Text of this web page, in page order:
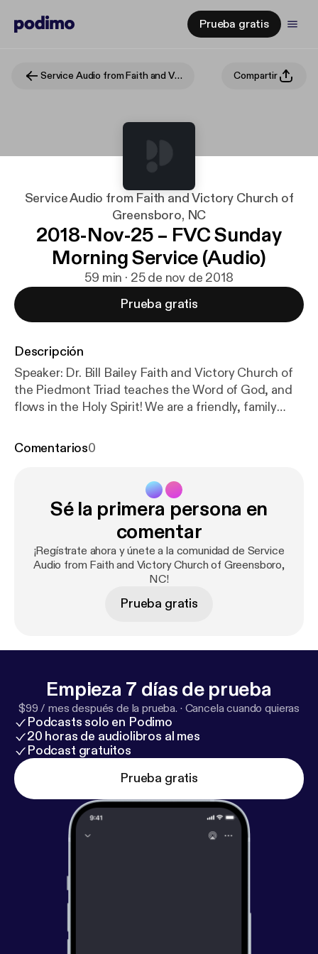
Prueba gratis
Service Audio from Faith and Victory Church of Greensboro, NC Compartir
Service Audio from Faith and Victory Church of
Greensboro, NC
2018-Nov-25 – FVC Sunday
Morning Service (Audio)
59 min · 25 de nov de 2018
Prueba gratis
Descripción
Speaker: Dr. Bill Bailey Faith and Victory Church of
the Piedmont Triad teaches the Word of God, and
flows in the Holy Spirit! We are a friendly, family
uncompromising Word of Faith Message! Everyone
Sunday Morning Service (Audio) [
g/2018/11/2018-nov-25-fvc-sunday-morning-servic
] appeared first on Faith and Victory Church
of the Piedmont Triad [https://www.fvc.org].
Comentarios0
Sé la primera persona en
comentar
¡Regístrate ahora y únete a la comunidad de Service
Audio from Faith and Victory Church of Greensboro,
NC!
Prueba gratis
Empieza 7 días de prueba
$99 / mes después de la prueba. · Cancela cuando quieras
Podcasts solo en Podimo
20 horas de audiolibros al mes
Podcast gratuitos
Prueba gratis